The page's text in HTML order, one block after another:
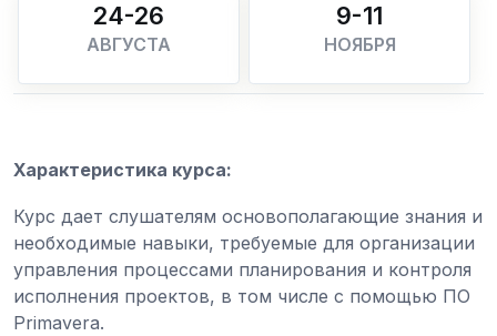
24-26
АВГУСТА
9-11
НОЯБРЯ
Характеристика курса:
Курс дает слушателям основополагающие знания и
необходимые навыки, требуемые для организации
управления процессами планирования и контроля
исполнения проектов, в том числе с помощью ПО
Primavera.